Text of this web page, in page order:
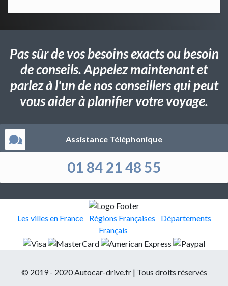
Pas sûr de vos besoins exacts ou besoin
de conseils. Appelez maintenant et
parlez à l'un de nos conseillers qui peut
vous aider à planifier votre voyage.
Assistance Téléphonique
01 84 21 48 55
Les villes en France Régions Françaises
Départements
Français
© 2019 - 2020 Autocar-drive.fr | Tous droits réservés